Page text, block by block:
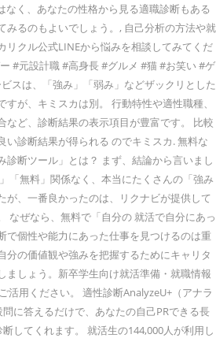
く、あなたの性格から見る適職診断もある
みるのもよいでしょう。, 自己分析の方法や就
リクル公式LINEから悩みを相談してみてくだ
#元設計職 #高身長 #グルメ #猫 #お笑い #ゲ
スは、「強み」「弱み」などザックリとした
が、キミスカは別。 行動特性や適性職種、
など、診断結果の表示項目が豊富です。 比較
い診断結果が得られる のでキミスカ. 無料な
診断ツール」とは？ まず、結論から言いまし
「無料」関係なく、本当にたくさんの「強み
が、一番良かったのは、リクナビが提供して
なぜなら、無料で「自分の 就活で自分にあっ
で個性や能力にあった仕事を見つけるのは重
分の価値観や強みを把握するためにキャリタ
ましょう。新卒学生向け就活準備・就職情報
活用ください。 適性診断AnalyzeU+（アナラ
に答えるだけで、あなたの自己PRできる長
してくれます。 就活生の144,000人が利用し